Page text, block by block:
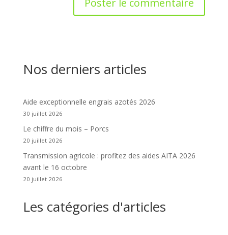
Nos derniers articles
Aide exceptionnelle engrais azotés 2026
30 juillet 2026
Le chiffre du mois – Porcs
20 juillet 2026
Transmission agricole : profitez des aides AITA 2026
avant le 16 octobre
20 juillet 2026
Les catégories d'articles